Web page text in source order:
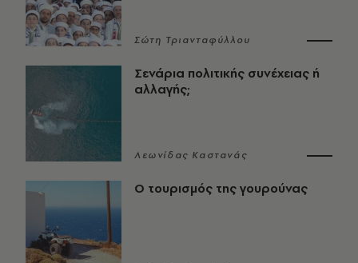
Σώτη Τριανταφύλλου
Σενάρια πολιτικής συνέχειας ή
αλλαγής;
Λεωνίδας Καστανάς
Ο τουρισμός της γουρούνας